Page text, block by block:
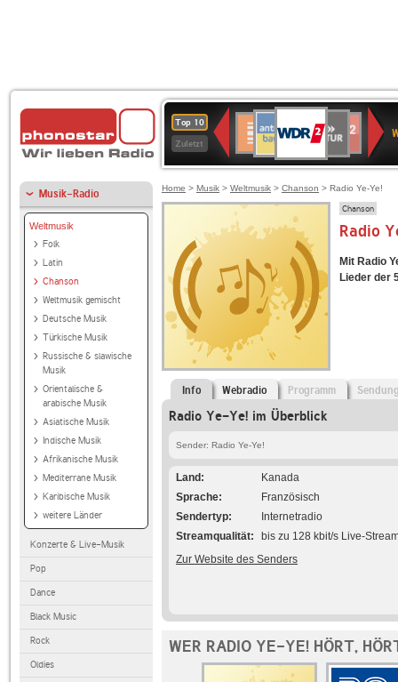
Top 10
Zuletzt
Deutschlandfunk
90er
OLDIE
ANTENNE
4
KLASSIK
Deutschlandfunk
KulturBAYERN
2
Kultur
NDR
2
Musik-Radio
Weltmusik
Folk
Latin
Chanson
Weltmusik gemischt
Deutsche Musik
Türkische Musik
Russische & slawische
Musik
Orientalische &
arabische Musik
Asiatische Musik
Indische Musik
Afrikanische Musik
Mediterrane Musik
Karibische Musik
weitere Länder
Konzerte & Live-Musik
Pop
Dance
Black Music
Rock
Oldies
Home > Musik > Weltmusik > Chanson > Radio Ye-Ye!
Chanson
Radio
Mit Radio
Lieder der
Info Webradio Programm
Radio Ye-Ye! im Überblick
Sender: Radio Ye-Ye!
Land
Kanada
Sprache
Französisch
Sendertyp
Internetradio
Streamqualität
bis zu 128 kbit/s Live-
Zur Website des Senders
WER RADIO YE-YE! HÖRT,